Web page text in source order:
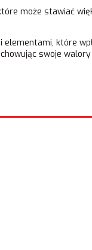
może stawiać
które
swoje